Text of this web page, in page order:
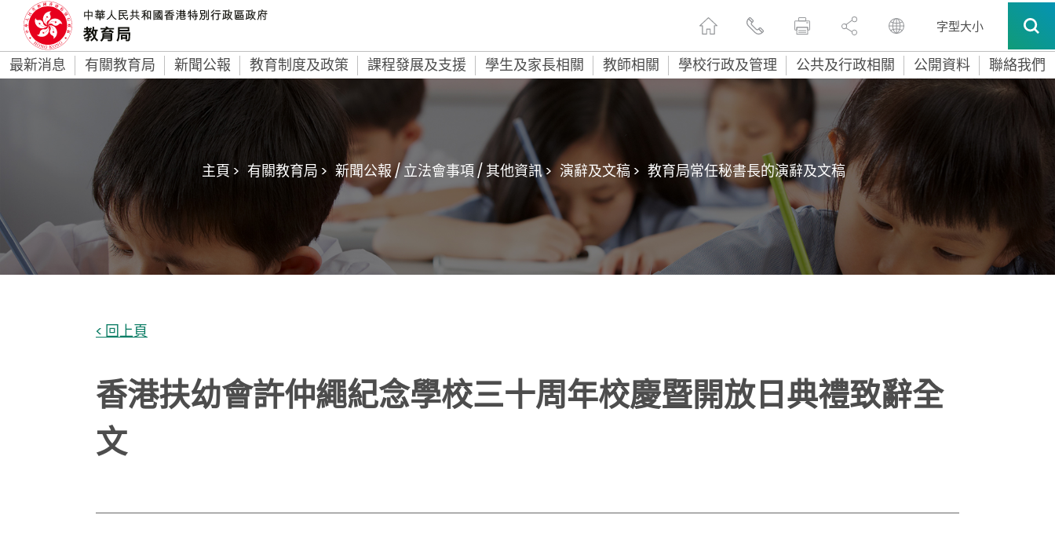
字型大小
最新消息 有關教育局 新聞公報 教育制度及政策 課程發展及支援 學生及家長相關 教師相關 學校行政及管理 公共及行政相關 公開資料 聯絡我們
主頁 > 有關教育局 > 新聞公報 / 立法會事項 / 其他資訊 > 演辭及文稿 > 教育局常任秘書長的演辭及文稿
< 回上頁
香港扶幼會許仲繩紀念學校三十周年校慶暨開放日典禮致辭全
文